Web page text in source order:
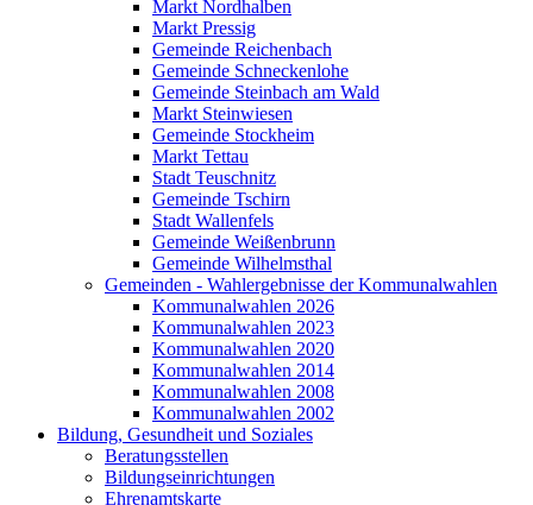
Markt Nordhalben
Markt Pressig
Gemeinde Reichenbach
Gemeinde Schneckenlohe
Gemeinde Steinbach am Wald
Markt Steinwiesen
Gemeinde Stockheim
Markt Tettau
Stadt Teuschnitz
Gemeinde Tschirn
Stadt Wallenfels
Gemeinde Weißenbrunn
Gemeinde Wilhelmsthal
Gemeinden - Wahlergebnisse der Kommunalwahlen
Kommunalwahlen 2026
Kommunalwahlen 2023
Kommunalwahlen 2020
Kommunalwahlen 2014
Kommunalwahlen 2008
Kommunalwahlen 2002
Bildung, Gesundheit und Soziales
Beratungsstellen
Bildungseinrichtungen
Ehrenamtskarte